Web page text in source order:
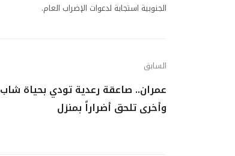
الجنوبية استجابة لدعوات الإضراب العام.
السابق
عمران.. صاعقة رعدية تودي بحياة شاب
وأخرى تلحق أضراراً بمنزل